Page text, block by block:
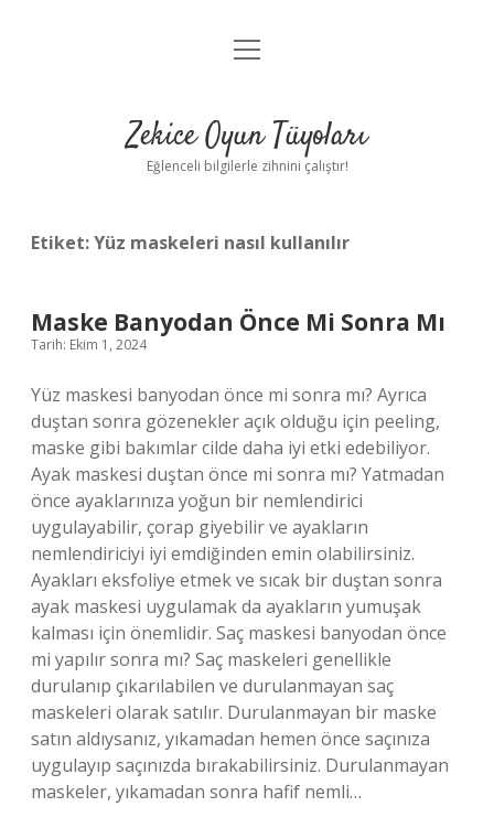
Anasayfa
Yasal Uyarı
menüyü
Zekice Oyun Tüyoları
Eğlenceli bilgilerle zihnini çalıştır!
Etiket:Yüz maskeleri nasıl kullanılır
Maske Banyodan Önce Mi Sonra Mı
Tarih: Ekim 1, 2024
Yüz maskesi banyodan önce mi sonra mı? Ayrıca
duştan sonra gözenekler açık olduğu için peeling,
maske gibi bakımlar cilde daha iyi etki edebiliyor.
Ayak maskesi duştan önce mi sonra mı? Yatmadan
önce ayaklarınıza yoğun bir nemlendirici
uygulayabilir, çorap giyebilir ve ayakların
nemlendiriciyi iyi emdiğinden emin olabilirsiniz.
Ayakları eksfoliye etmek ve sıcak bir duştan sonra
ayak maskesi uygulamak da ayakların yumuşak
kalması için önemlidir. Saç maskesi banyodan önce
mi yapılır sonra mı? Saç maskeleri genellikle
durulanıp çıkarılabilen ve durulanmayan saç
maskeleri olarak satılır. Durulanmayan bir maske
satın aldıysanız, yıkamadan hemen önce saçınıza
uygulayıp saçınızda bırakabilirsiniz. Durulanmayan
maskeler, yıkamadan sonra hafif nemli…